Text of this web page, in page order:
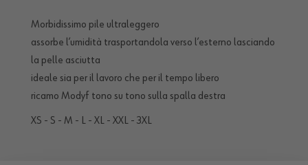
Morbidissimo pile ultraleggero
assorbe l’umidità trasportandola verso l’esterno lasciando
la pelle asciutta
ideale sia per il lavoro che per il tempo libero
ricamo Modyf tono su tono sulla spalla destra
XS - S - M - L - XL - XXL - 3XL